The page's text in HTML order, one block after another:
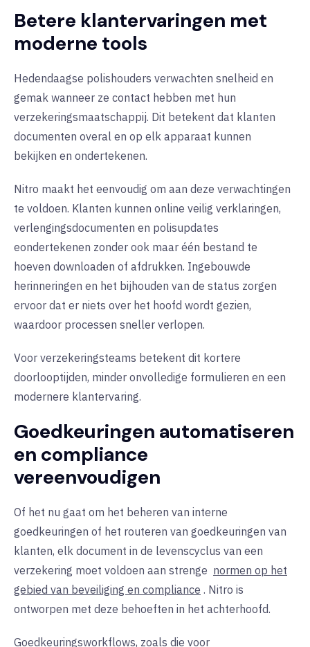
Betere klantervaringen met
moderne tools
Hedendaagse polishouders verwachten snelheid en
gemak wanneer ze contact hebben met hun
verzekeringsmaatschappij. Dit betekent dat klanten
documenten overal en op elk apparaat kunnen
bekijken en ondertekenen.
Nitro maakt het eenvoudig om aan deze verwachtingen
te voldoen. Klanten kunnen online veilig verklaringen,
verlengingsdocumenten en polisupdates
eondertekenen zonder ook maar één bestand te
hoeven downloaden of afdrukken. Ingebouwde
herinneringen en het bijhouden van de status zorgen
ervoor dat er niets over het hoofd wordt gezien,
waardoor processen sneller verlopen.
Voor verzekeringsteams betekent dit kortere
doorlooptijden, minder onvolledige formulieren en een
modernere klantervaring.
Goedkeuringen automatiseren
en compliance
vereenvoudigen
Of het nu gaat om het beheren van interne
goedkeuringen of het routeren van goedkeuringen van
klanten, elk document in de levenscyclus van een
verzekering moet voldoen aan strenge normen op het
gebied van beveiliging en compliance . Nitro is
ontworpen met deze behoeften in het achterhoofd.
Goedkeuringsworkflows, zoals die voor